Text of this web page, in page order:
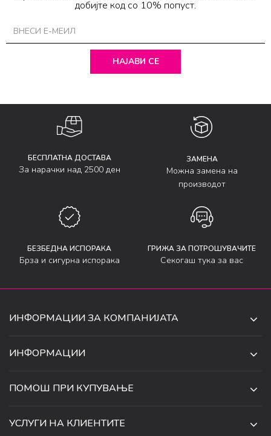
добијте код со 10% попуст.
НАЈАВИ СЕ
БЕСПЛАТНА ДОСТАВА
За нарачки над 2500 ден
ЗАМЕНА
Можна замена на
производот
БЕЗБЕДНА ИСПОРАКА
Брза и сигурна испорака
ГРИЖА ЗА ПОТРОШУВАЧИТЕ
Секогаш тука за вас
ИНФОРМАЦИИ ЗА КОМПАНИЈАТА
СКОПЈЕ, МАКЕДОНИЈА
070 231 608
ИНФОРМАЦИИ
СОРАБОТКИ
ПОМОШ ПРИ КУПУВАЊЕ
УСЛУГИ НА КЛИЕНТИТЕ